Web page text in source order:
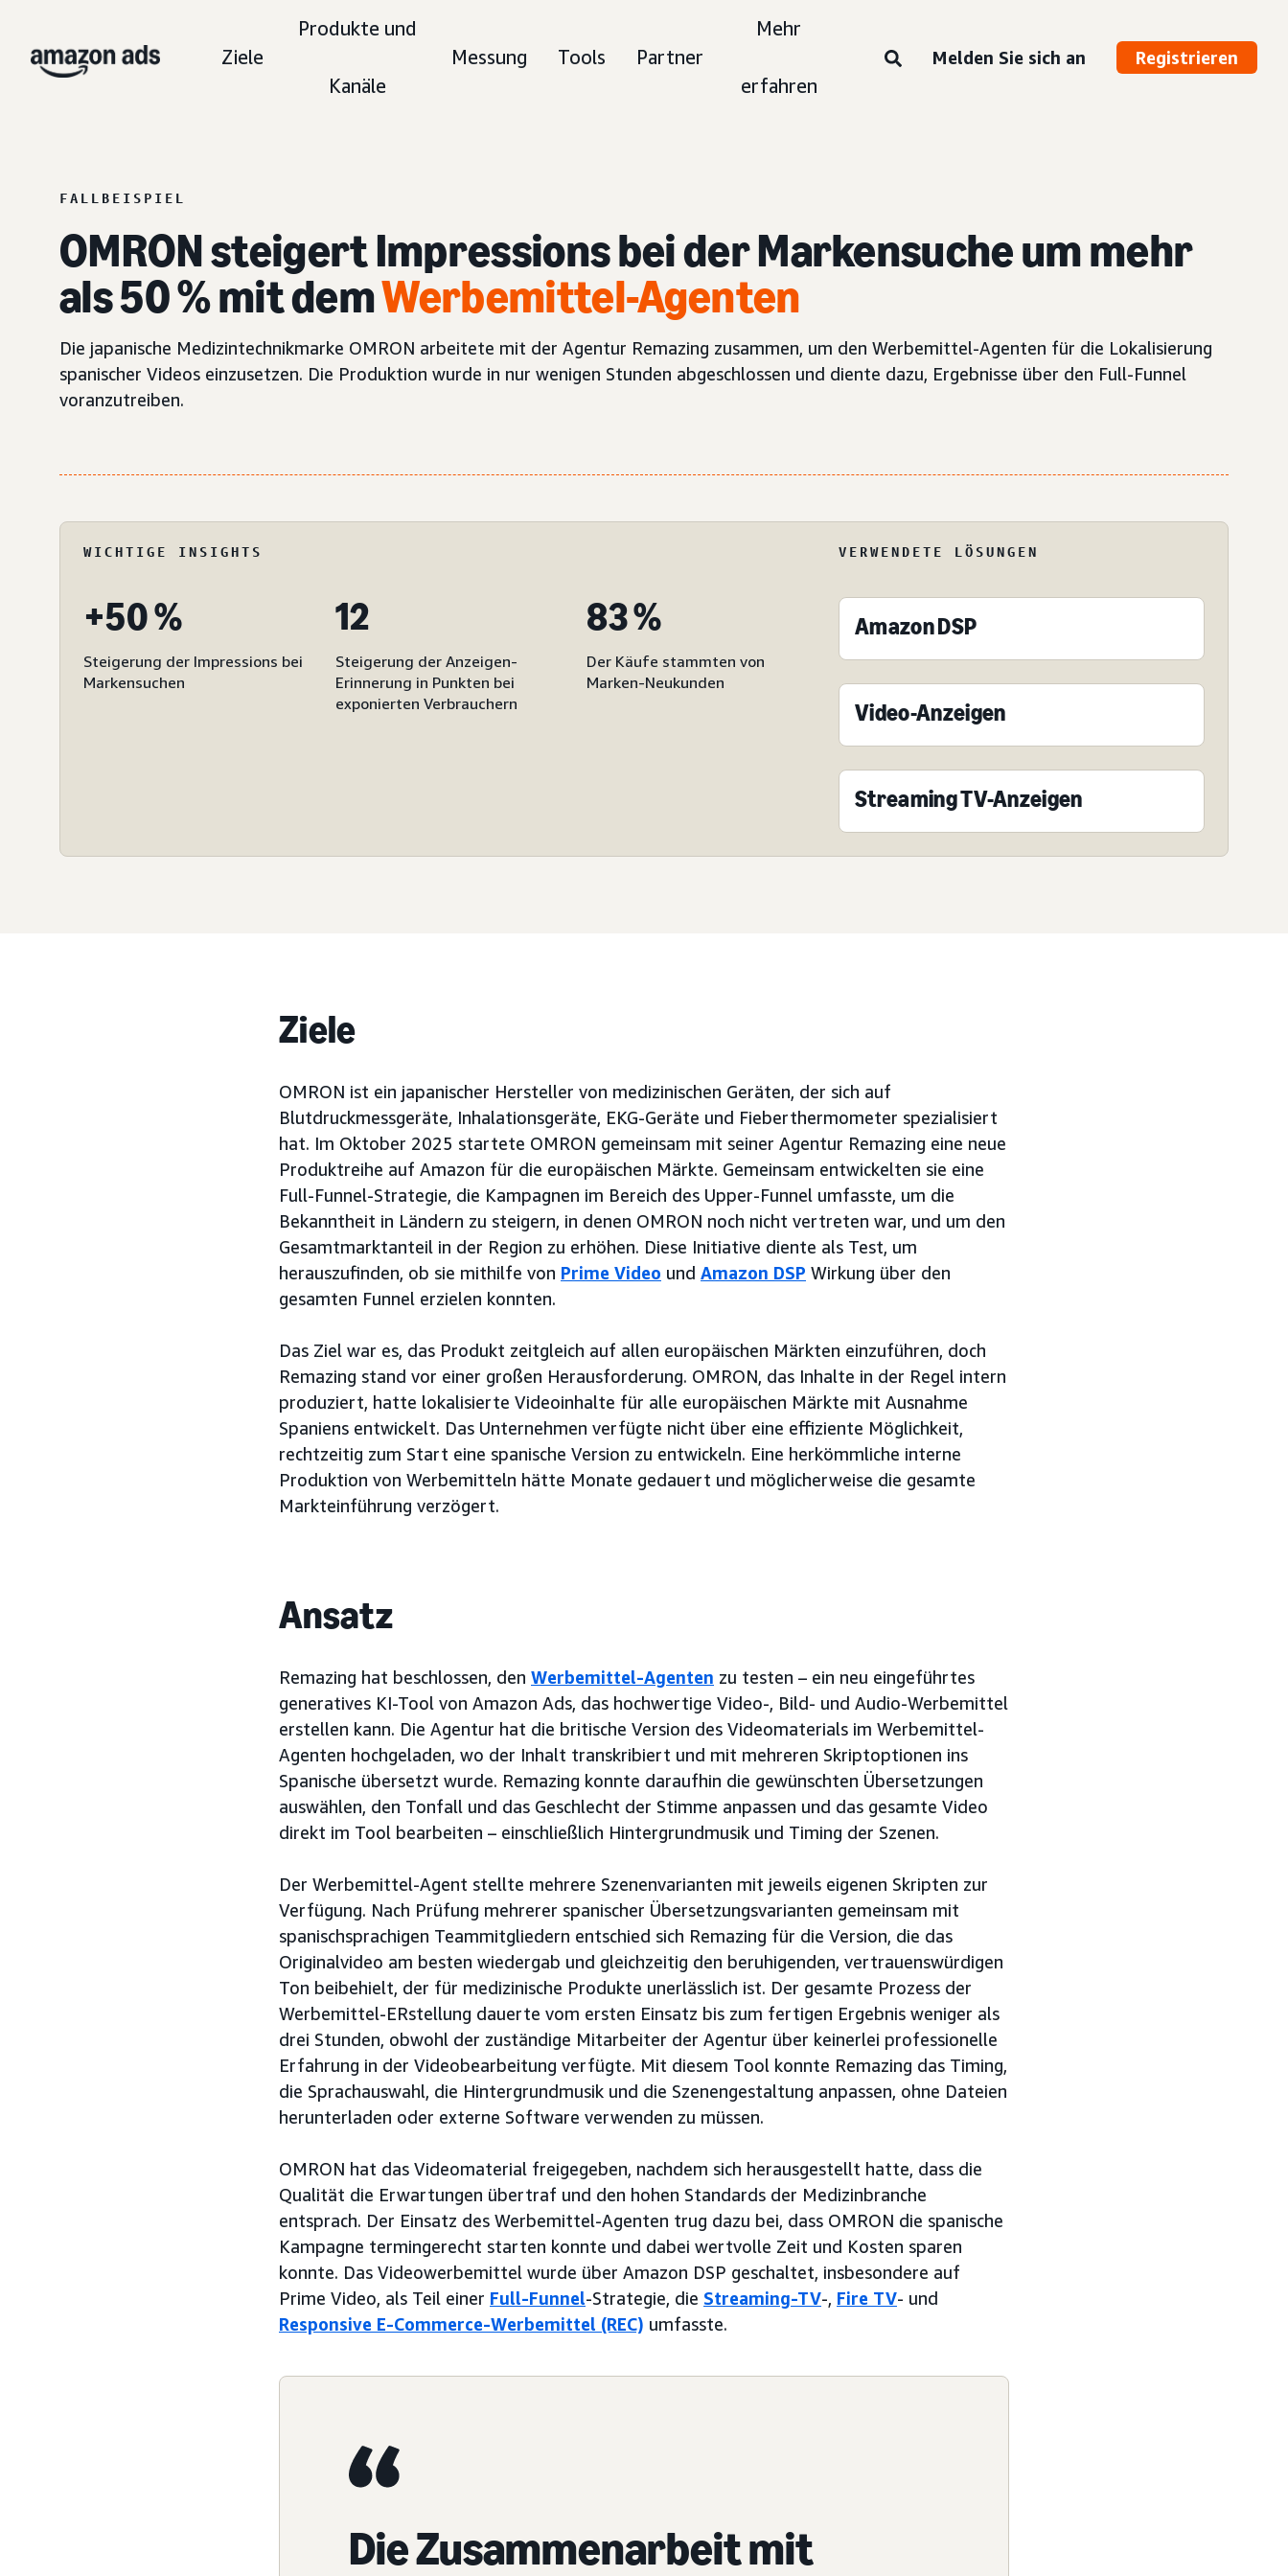
Ziele
Produkte und
Kanäle
Messung Tools Partner
Mehr
erfahren
Melden Sie sich an Registrieren
FALLBEISPIEL
OMRON steigert Impressions bei der Markensuche um mehr
als 50 % mit demWerbemittel-Agenten
Die japanische Medizintechnikmarke OMRON arbeitete mit der Agentur Remazing zusammen, um den Werbemittel-Agenten für die Lokalisierung
spanischer Videos einzusetzen. Die Produktion wurde in nur wenigen Stunden abgeschlossen und diente dazu, Ergebnisse über den Full-Funnel
voranzutreiben.
WICHTIGE INSIGHTS
+50 %
Steigerung der Impressions bei
Markensuchen
12
Steigerung der Anzeigen-
Erinnerung in Punkten bei
exponierten Verbrauchern
83 %
Der Käufe stammten von
Marken-Neukunden
VERWENDETE LÖSUNGEN
Amazon DSP
Video-Anzeigen
Streaming TV-Anzeigen
Ziele
OMRON ist ein japanischer Hersteller von medizinischen Geräten, der sich auf
Blutdruckmessgeräte, Inhalationsgeräte, EKG-Geräte und Fieberthermometer spezialisiert
hat. Im Oktober 2025 startete OMRON gemeinsam mit seiner Agentur Remazing eine neue
Produktreihe auf Amazon für die europäischen Märkte. Gemeinsam entwickelten sie eine
Full-Funnel-Strategie, die Kampagnen im Bereich des Upper-Funnel umfasste, um die
Bekanntheit in Ländern zu steigern, in denen OMRON noch nicht vertreten war, und um den
Gesamtmarktanteil in der Region zu erhöhen. Diese Initiative diente als Test, um
herauszufinden, ob sie mithilfe von Prime Video und Amazon DSP Wirkung über den
gesamten Funnel erzielen konnten.
Das Ziel war es, das Produkt zeitgleich auf allen europäischen Märkten einzuführen, doch
Remazing stand vor einer großen Herausforderung. OMRON, das Inhalte in der Regel intern
produziert, hatte lokalisierte Videoinhalte für alle europäischen Märkte mit Ausnahme
Spaniens entwickelt. Das Unternehmen verfügte nicht über eine effiziente Möglichkeit,
rechtzeitig zum Start eine spanische Version zu entwickeln. Eine herkömmliche interne
Produktion von Werbemitteln hätte Monate gedauert und möglicherweise die gesamte
Markteinführung verzögert.
Ansatz
Remazing hat beschlossen, den Werbemittel-Agenten zu testen – ein neu eingeführtes
generatives KI-Tool von Amazon Ads, das hochwertige Video-, Bild- und Audio-Werbemittel
erstellen kann. Die Agentur hat die britische Version des Videomaterials im Werbemittel-
Agenten hochgeladen, wo der Inhalt transkribiert und mit mehreren Skriptoptionen ins
Spanische übersetzt wurde. Remazing konnte daraufhin die gewünschten Übersetzungen
auswählen, den Tonfall und das Geschlecht der Stimme anpassen und das gesamte Video
direkt im Tool bearbeiten – einschließlich Hintergrundmusik und Timing der Szenen.
Der Werbemittel-Agent stellte mehrere Szenenvarianten mit jeweils eigenen Skripten zur
Verfügung. Nach Prüfung mehrerer spanischer Übersetzungsvarianten gemeinsam mit
spanischsprachigen Teammitgliedern entschied sich Remazing für die Version, die das
Originalvideo am besten wiedergab und gleichzeitig den beruhigenden, vertrauenswürdigen
Ton beibehielt, der für medizinische Produkte unerlässlich ist. Der gesamte Prozess der
Werbemittel-ERstellung dauerte vom ersten Einsatz bis zum fertigen Ergebnis weniger als
drei Stunden, obwohl der zuständige Mitarbeiter der Agentur über keinerlei professionelle
Erfahrung in der Videobearbeitung verfügte. Mit diesem Tool konnte Remazing das Timing,
die Sprachauswahl, die Hintergrundmusik und die Szenengestaltung anpassen, ohne Dateien
herunterladen oder externe Software verwenden zu müssen.
OMRON hat das Videomaterial freigegeben, nachdem sich herausgestellt hatte, dass die
Qualität die Erwartungen übertraf und den hohen Standards der Medizinbranche
entsprach. Der Einsatz des Werbemittel-Agenten trug dazu bei, dass OMRON die spanische
Kampagne termingerecht starten konnte und dabei wertvolle Zeit und Kosten sparen
konnte. Das Videowerbemittel wurde über Amazon DSP geschaltet, insbesondere auf
Prime Video, als Teil einer Full-Funnel-Strategie, die Streaming-TV-, Fire TV- und
Responsive E-Commerce-Werbemittel (REC) umfasste.
Die Zusammenarbeit mit